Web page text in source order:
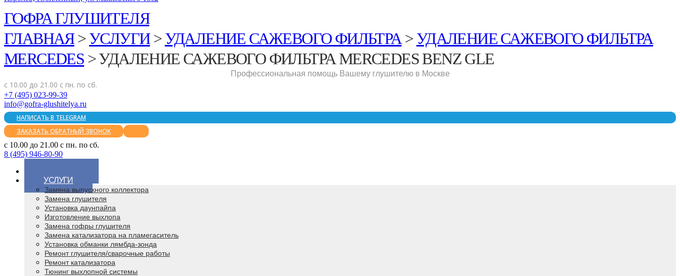
ГОФРА ГЛУШИТЕЛЯ
ГЛАВНАЯ>УСЛУГИ>УДАЛЕНИЕ САЖЕВОГО ФИЛЬТРА >УДАЛЕНИЕ САЖЕВОГО ФИЛЬТРА
MERCEDES >УДАЛЕНИЕ САЖЕВОГО ФИЛЬТРА MERCEDES BENZ GLE
Профессиональная помощь Вашему глушителю в Москве
с 10.00 до 21.00 с пн. по сб.
+7 (495) 023-99-39
info@gofra-glushitelya.ru
НАПИСАТЬ В TELEGRAM
ЗАКАЗАТЬ ОБРАТНЫЙ ЗВОНОК
с 10.00 до 21.00 с пн. по сб.
8 (495) 946-80-90
УСЛУГИ
Замена выпускного коллектора
Замена глушителя
Установка даунпайпа
Изготовление выхлопа
Замена гофры глушителя
Замена катализатора на пламегаситель
Установка обманки лямбда-зонда
Ремонт глушителя/сварочные работы
Ремонт катализатора
Тюнинг выхлопной системы